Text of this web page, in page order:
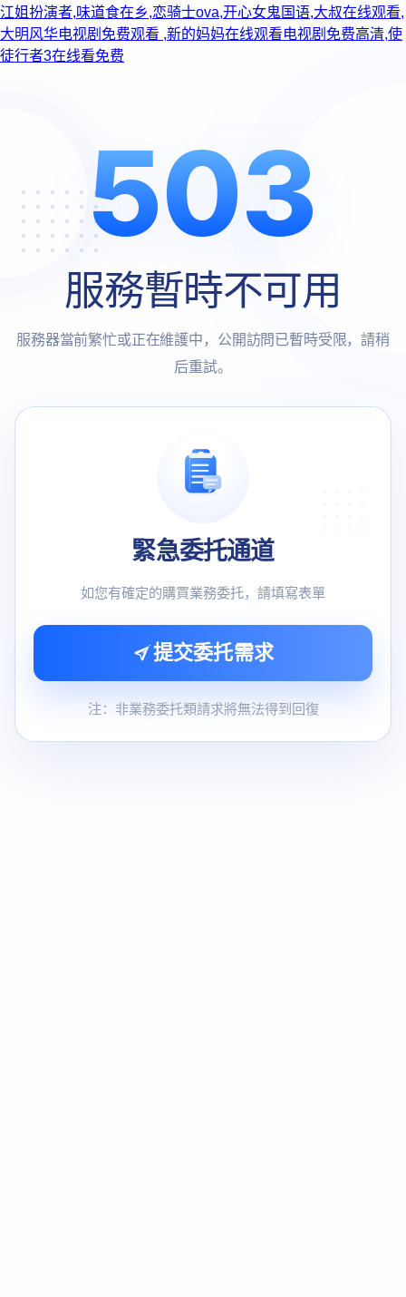
江姐扮演者,味道食在乡,恋骑士ova,开心女鬼国语,大叔在线观看,
大明风华电视剧免费观看 ,新的妈妈在线观看电视剧免费高清,使
徒行者3在线看免费
503
服務暫時不可用
服務器當前繁忙或正在維護中，公開訪問已暫時受限，請稍
后重試。
緊急委托通道
如您有確定的購買業務委托，請填寫表單
提交委托需求
注：非業務委托類請求將無法得到回復